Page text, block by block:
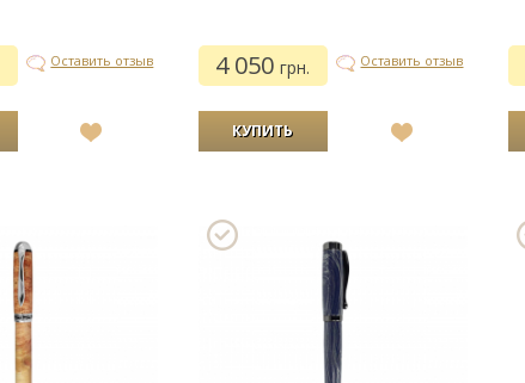
Оставить отзыв 4 050грн. Оставить отзыв